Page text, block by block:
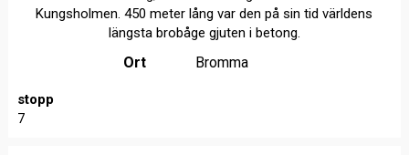
Kungsholmen. 450 meter lång var den på sin tid världens
längsta brobåge gjuten i betong.
Ort Bromma
stopp
7